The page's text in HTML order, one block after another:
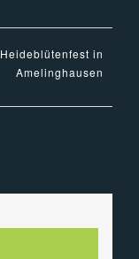
Heideblütenfest in
Amelinghausen